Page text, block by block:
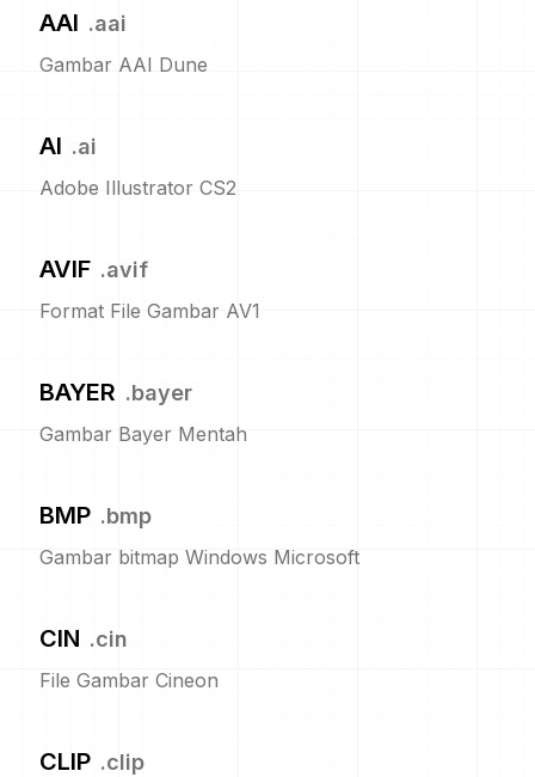
AAI .aai
Gambar AAI Dune
AI .ai
Adobe Illustrator CS2
AVIF .avif
Format File Gambar AV1
BAYER .bayer
Gambar Bayer Mentah
BMP .bmp
Gambar bitmap Windows Microsoft
CIN .cin
File Gambar Cineon
CLIP .clip